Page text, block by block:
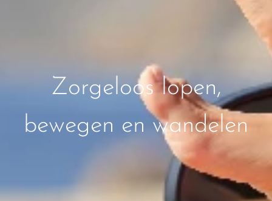
Zorgeloos lopen,
bewegen en wandelen